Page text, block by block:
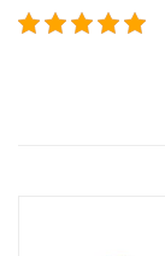
Tính năng nổi